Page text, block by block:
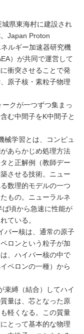
城県東海村に建設され
Japan Proton
ルギー加速器研究機
）が共同で運営して
衝突させることで発
原子核・素粒子物理
ークが一つずつ集まっ
む中間子をK中間子と
械学習とは、コンピュ
あらかじめ処理方法
と正解例（教師デー
させる技術。ニュー
数理的モデルの一つ
もの。ニューラルネ
頃から急速に性能が
ている。
パー核は、通常の原子
ロンという粒子が加
、ハイパー核の中で
ペロンの一種）から
束縛（結合）してハイ
量は、芯となった原
軽くなる。この質量
とって基本的な物理